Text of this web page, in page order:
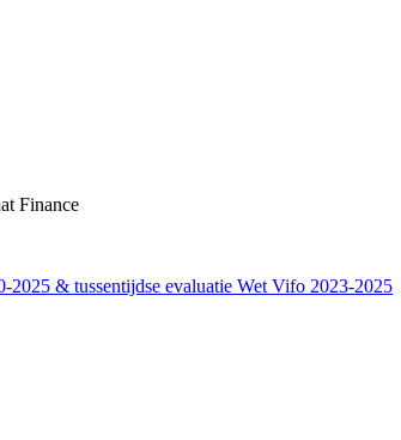
Finance
& tussentijdse evaluatie Wet Vifo 2023-2025